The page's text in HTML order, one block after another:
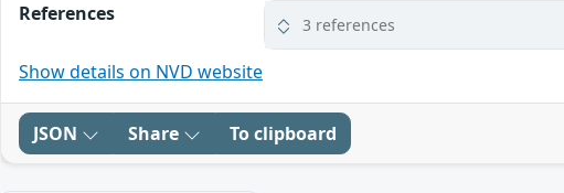
References
3 references
Show details on NVD website
JSON Share To clipboard